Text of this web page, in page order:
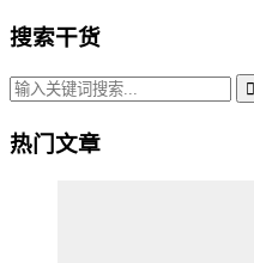
搜索干货
热门文章